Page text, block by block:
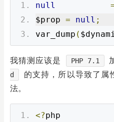
null
$prop = null ;
var_dump (
我猜测应该是 PHP 7.1
d
的支持，所以导致了属
法。
<?php